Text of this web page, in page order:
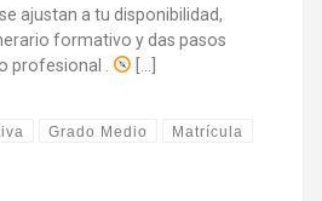
ajustan a tu disponibilidad,
formativo y das pasos
profesional .
Grado Medio Matrícula